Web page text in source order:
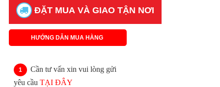
ĐẶT MUA VÀ GIAO TẬN NƠI
HƯỚNG DẪN MUA HÀNG
Cần tư vấn xin vui lòng gửi
yêu cầu TẠI ĐÂY